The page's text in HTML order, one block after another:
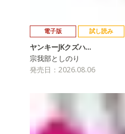
電子版 試し読み
ヤンキーJKクズハ…
宗我部としのり
発売日：2026.08.06